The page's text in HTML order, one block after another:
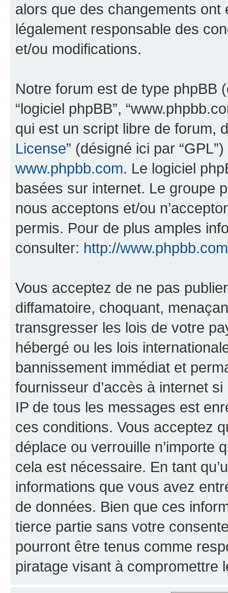
alors que des changements ont
légalement responsable des
et/ou modifications.
Notre forum est de type phpBB
“logiciel phpBB”,
qui est un script libre de forum,
License” (désigné ici par
www.phpbb.com. Le logiciel
basées sur internet. Le groupe
nous acceptons et/ou
permis. Pour de plus amples
consulter: http://
Vous acceptez de ne pas
diffamatoire, choquant,
transgresser les lois de votre
hébergé ou les lois
bannissement immédiat et
fournisseur d’accès à internet
IP de tous les messages est
ces conditions. Vous acceptez
déplace ou verrouille n’importe
cela est nécessaire. En tant
informations que vous avez
de données. Bien que ces
tierce partie sans votre
pourront être tenus comme
piratage visant à compromettre